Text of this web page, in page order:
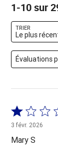
1-10 sur
TRIER
Le plus
Évaluations
Coté
1 sur
5
3 févr. 2026
Mary S